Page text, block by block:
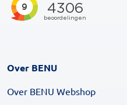
Over BENU
Over BENU Webshop